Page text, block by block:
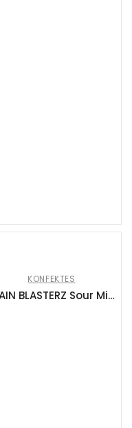
KONFEKTES
BRAIN BLASTERZ Sour Mix Candy Bags ledenes (24x69g)